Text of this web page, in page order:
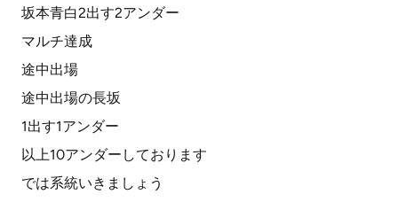
坂本青白2出す2アンダー
マルチ達成
途中出場
途中出場の長坂
1出す1アンダー
以上10アンダーしております
では系統いきましょう